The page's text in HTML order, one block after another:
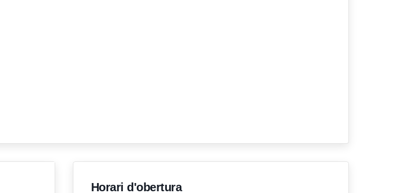
Horari d'obertura